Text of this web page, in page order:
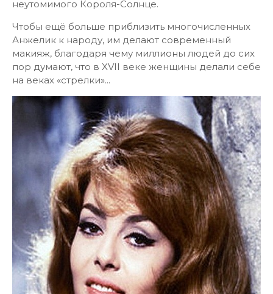
неутомимого Короля-Солнце.
Чтобы ещё больше приблизить многочисленных
Анжелик к народу, им делают современный
макияж, благодаря чему миллионы людей до сих
пор думают, что в XVII веке женщины делали себе
на веках «стрелки»...